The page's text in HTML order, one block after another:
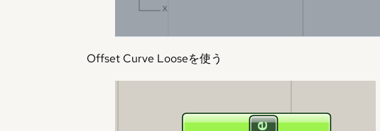
Offset Curve Looseを使う